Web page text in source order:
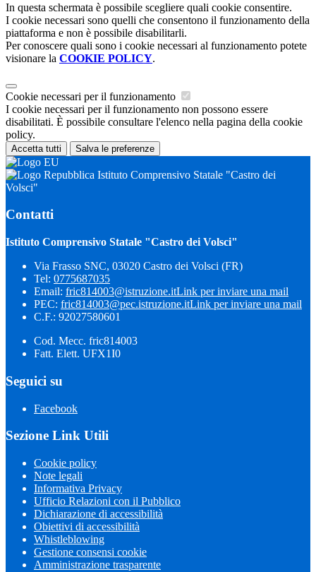
In questa schermata è possibile scegliere quali cookie consentire.
I cookie necessari sono quelli che consentono il funzionamento della
piattaforma e non è possibile disabilitarli.
Per conoscere quali sono i cookie necessari al funzionamento potete
visionare la COOKIE POLICY.
Cookie necessari per il funzionamento
I cookie necessari per il funzionamento non possono essere
disabilitati. È possibile consultare l'elenco nella pagina della cookie
policy.
Accetta tutti Salva le preferenze
Istituto Comprensivo Statale "Castro dei
Volsci"
Contatti
Istituto Comprensivo Statale "Castro dei Volsci"
Via Frasso SNC, 03020 Castro dei Volsci (FR)
Tel: 0775687035
Email: fric814003@istruzione.itLink per inviare una mail
PEC: fric814003@pec.istruzione.itLink per inviare una mail
C.F.: 92027580601
Cod. Mecc. fric814003
Fatt. Elett. UFX1I0
Seguici su
Facebook
Sezione Link Utili
Cookie policy
Note legali
Informativa Privacy
Ufficio Relazioni con il Pubblico
Dichiarazione di accessibilità
Obiettivi di accessibilità
Whistleblowing
Gestione consensi cookie
Amministrazione trasparente